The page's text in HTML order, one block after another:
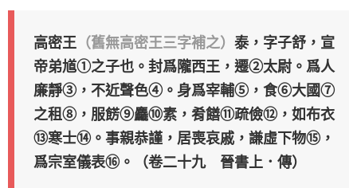
高密王 （舊無高密王三字補之） 泰，字子舒，宣
帝弟馗①之子也。封爲隴西王，遷②太尉。爲人
廉靜③，不近聲色④。身爲宰輔⑤，食⑥大國⑦
之租⑧，服餝⑨麤⑩素，肴饍⑪疏儉⑫，如布衣
⑬寒士⑭。事親恭謹，居喪哀戚，謙虛下物⑮，
爲宗室儀表⑯。（卷二十九 晉書上．傳）